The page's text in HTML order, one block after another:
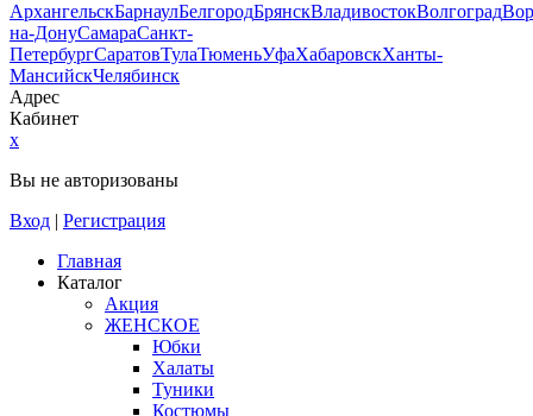
АрхангельскБарнаулБелгородБрянскВладивостокВолгоград
на-ДонуСамараСанкт-
ПетербургСаратовТулаТюменьУфаХабаровскХанты-
МансийскЧелябинск
Адрес
Кабинет
x
Вы не авторизованы
Вход | Регистрация
Главная
Каталог
Акция
ЖЕНСКОЕ
Юбки
Халаты
Туники
Костюмы